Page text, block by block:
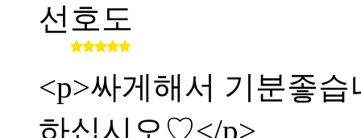
선호도
<p>싸게해서 기분좋습
하십시오♡</p>